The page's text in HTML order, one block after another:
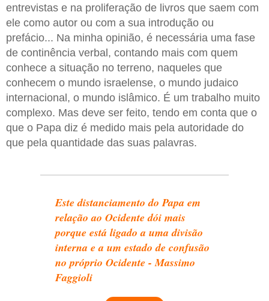
entrevistas e na proliferação de livros que saem com
ele como autor ou com a sua introdução ou
prefácio... Na minha opinião, é necessária uma fase
de continência verbal, contando mais com quem
conhece a situação no terreno, naqueles que
conhecem o mundo israelense, o mundo judaico
internacional, o mundo islâmico. É um trabalho muito
complexo. Mas deve ser feito, tendo em conta que o
que o Papa diz é medido mais pela autoridade do
que pela quantidade das suas palavras.
Este distanciamento do Papa em
relação ao Ocidente dói mais
porque está ligado a uma divisão
interna e a um estado de confusão
no próprio Ocidente - Massimo
Faggioli